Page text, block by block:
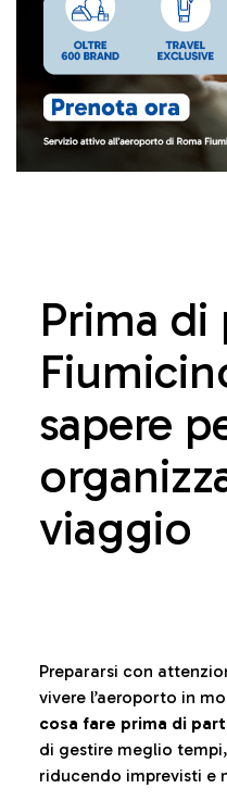
Prima di
sapere
viaggio
Prepararsi con
vivere l’aeroporto in
cosa fare prima di
di gestire meglio
riducendo imprevisti e